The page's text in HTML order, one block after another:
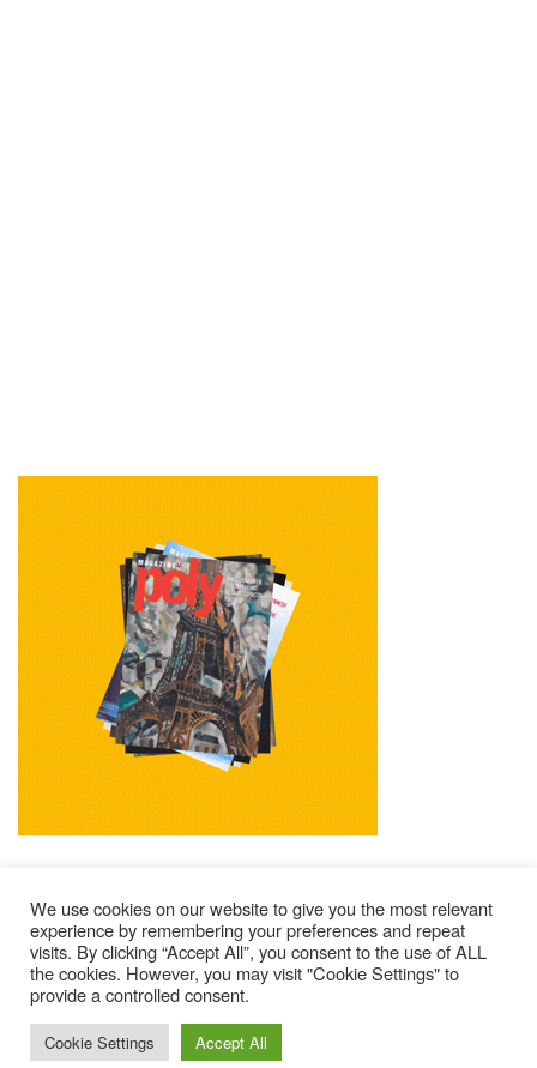
Mentions Légales Contacts
Où Trouver Poly ?
Lire Les Anciens N°
S’abonner À Poly
© 2025 – Magazine Poly – BKN
We use cookies on our website to give you the most relevant
experience by remembering your preferences and repeat
visits. By clicking “Accept All”, you consent to the use of ALL
the cookies. However, you may visit "Cookie Settings" to
provide a controlled consent.
Cookie Settings Accept All